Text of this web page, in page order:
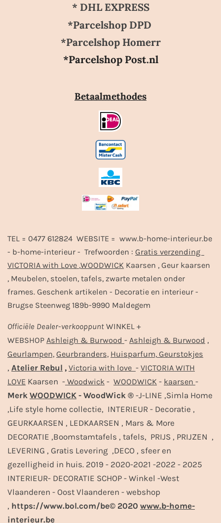
* DHL EXPRESS
*Parcelshop DPD
*Parcelshop Homerr
*Parcelshop Post.nl
Betaalmethodes
TEL = 0477 612824 WEBSITE = www.b-home-interieur.be
- b-home-interieur - Trefwoorden : Gratis verzending
VICTORIA with Love ,WOODWICK Kaarsen , Geur kaarsen
, Meubelen, stoelen, tafels, zwarte metalen onder
frames. Geschenk artikelen - Decoratie en interieur -
Brugse Steenweg 189b-9990 Maldegem
Officiële Dealer-verkooppunt WINKEL +
WEBSHOP Ashleigh & Burwood - Ashleigh & Burwood ,
Geurlampen, Geurbranders, Huisparfum, Geurstokjes
, Atelier Rebul , Victoria with love - VICTORIA WITH
LOVE Kaarsen - Woodwick - WOODWICK - kaarsen -
Merk WOODWICK - WoodWick ® -J-LINE ,Simla Home
,Life style home collectie, INTERIEUR - Decoratie ,
GEURKAARSEN , LEDKAARSEN , Mars & More
DECORATIE ,Boomstamtafels , tafels, PRIJS , PRIJZEN ,
LEVERING , Gratis Levering ,DECO , sfeer en
gezelligheid in huis. 2019 - 2020-2021 -2022 - 2025
INTERIEUR- DECORATIE SCHOP - Winkel -West
Vlaanderen - Oost Vlaanderen - webshop
, https://www.bol.com/be© 2020 www.b-home-
interieur.be